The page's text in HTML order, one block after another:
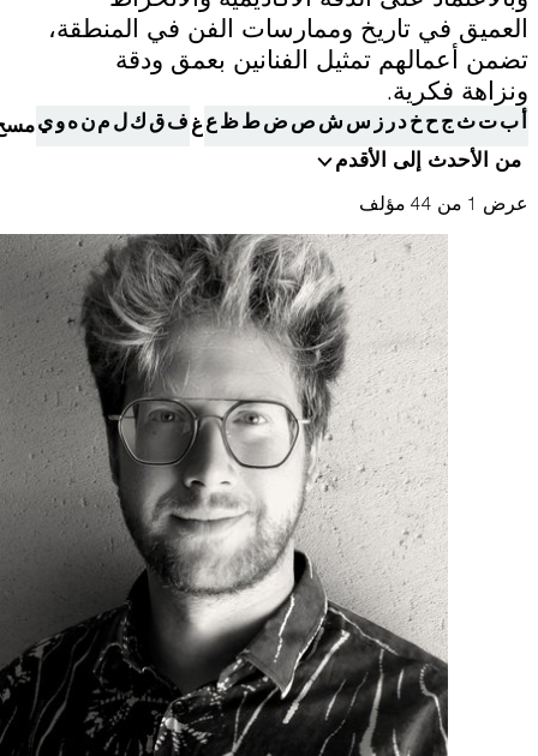
العميق في تاريخ وممارسات الفن في المنطقة،
تضمن أعمالهم تمثيل الفنانين بعمق ودقة
ونزاهة فكرية.
أبتثجحخدر ز سشصضطظعغفقكلمنهوي
عرض 1 من 44 مؤلف
من الأحدث إلى الأقدم
التعلم
موسوعة متحف
المتجر الإلكتروني
الوظائف والفرص
رعاة متاحف قطر
استضافة الفعاليات
سهولة الوصول والحركة
الشروط والأحكام
المتعلقة بالإعلانات. ويستخدم هذا لقياس أداء الإعلانات وإتاحة فوترتها.
يمكن أن يؤدي إيقاف تشغيل بعض هذه الملفات إلى توقف الوظائف ذات
الصلة عن العمل بشكل صحيح. يمكنك تغيير تفضيلاتك في أي وقت
اعرف المزيد
موافقة حفظ الإعدادات